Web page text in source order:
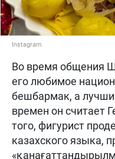
Instagram
Во время общения
его любимое
бешбармак, а
времен он считает
того, фигурист
казахского языка,